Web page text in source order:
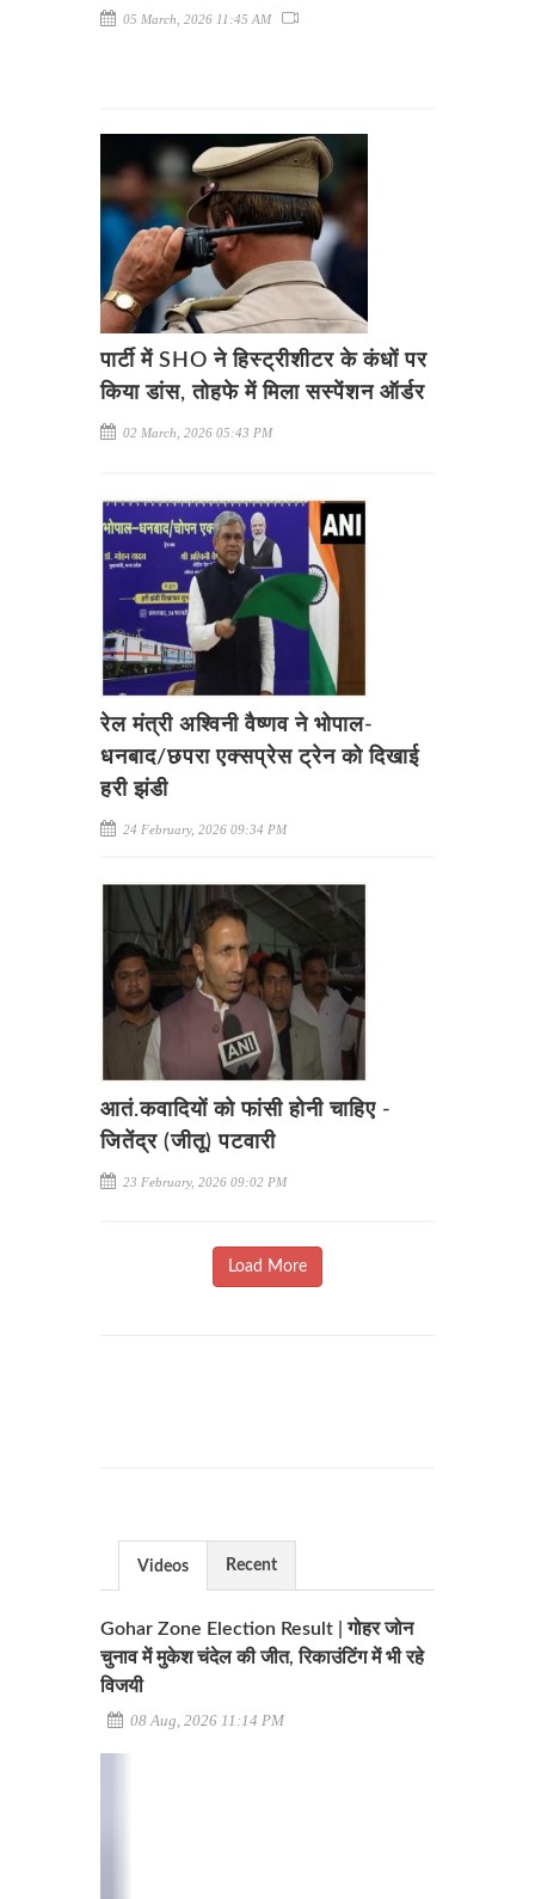
05 March, 2026 11:45 AM
पार्टी में SHO ने हिस्ट्रीशीटर के कंधों पर
किया डांस, तोहफे में मिला सस्पेंशन ऑर्डर
02 March, 2026 05:43 PM
रेल मंत्री अश्विनी वैष्णव ने भोपाल-
धनबाद/छपरा एक्सप्रेस ट्रेन को दिखाई
हरी झंडी
24 February, 2026 09:34 PM
आतं.कवादियों को फांसी होनी चाहिए -
जितेंद्र (जीतू) पटवारी
23 February, 2026 09:02 PM
Load More
Videos Recent
Gohar Zone Election Result | गोहर जोन
चुनाव में मुकेश चंदेल की जीत, रिकाउंटिंग में भी रहे
विजयी
08 Aug, 2026 11:14 PM